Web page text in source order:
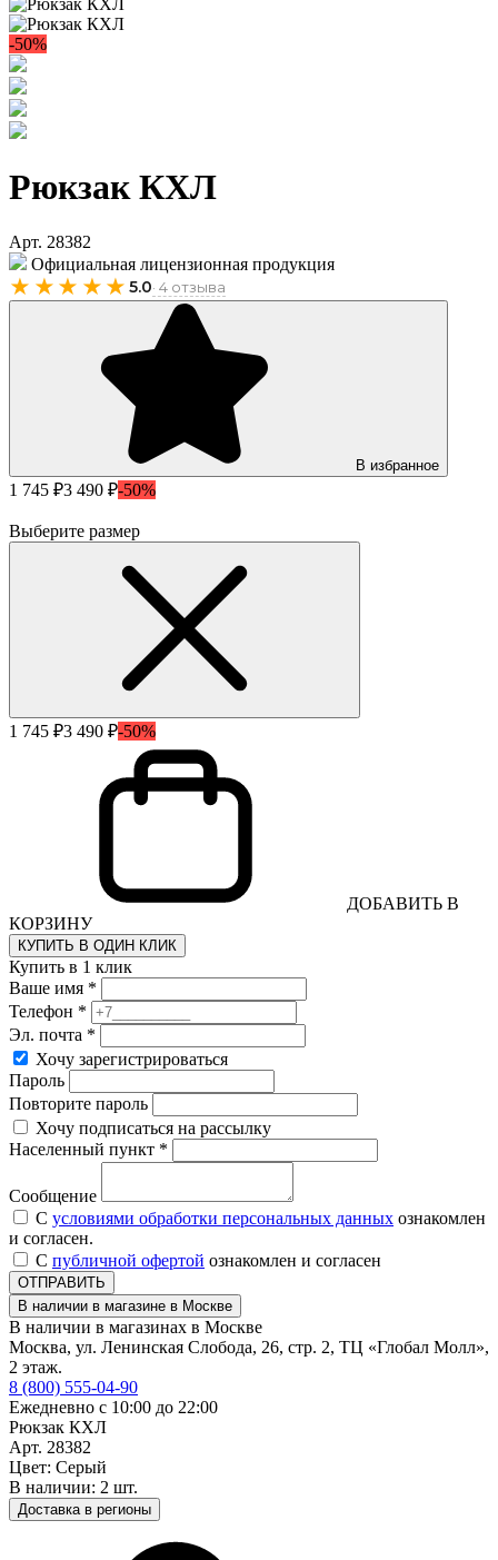
-50%
Рюкзак КХЛ
Арт. 28382
Официальная лицензионная продукция
★★★★★ 5.0· 4 отзыва
В избранное
1 745 ₽3 490 ₽-50%
Выберите размер
1 745 ₽3 490 ₽-50%
ДОБАВИТЬ В
КОРЗИНУ
КУПИТЬ В ОДИН КЛИК
Купить в 1 клик
Ваше имя *
Телефон *
Эл. почта *
Хочу зарегистрироваться
Пароль
Повторите пароль
Хочу подписаться на рассылку
Населенный пункт *
Сообщение
С условиями обработки персональных данных ознакомлен
и согласен.
С публичной офертой ознакомлен и согласен
ОТПРАВИТЬ
В наличии в магазине в Москве
В наличии в магазинах в Москве
Москва, ул. Ленинская Слобода, 26, стр. 2, ТЦ «Глобал Молл»,
2 этаж.
8 (800) 555-04-90
Ежедневно с 10:00 до 22:00
Рюкзак КХЛ
Арт. 28382
Цвет: Серый
В наличии: 2 шт.
Доставка в регионы